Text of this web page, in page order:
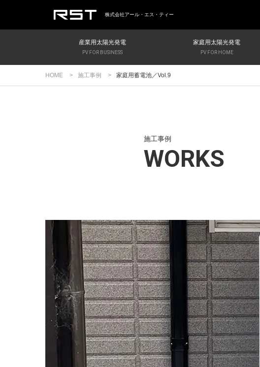
株式会社アール・エス・ティー
産業用太陽光発電
PV FOR BUSINESS
家庭用太陽光発電
PV FOR HOME
HOME 施工事例 家庭用蓄電池／Vol.9
施工事例
WORKS